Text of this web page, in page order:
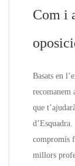
Com i
Basats en
recomanem
que
compromís
millors